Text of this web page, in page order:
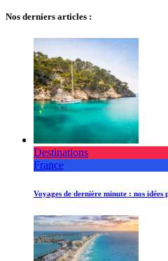
Nos derniers articles :
Destinations
France
Voyages de dernière minute : nos